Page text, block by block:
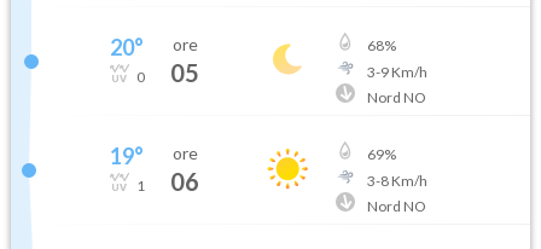
20°
0
ore
05
68%
3-9Km/h
Nord NO
19°
1
ore
06
69%
3-8Km/h
Nord NO